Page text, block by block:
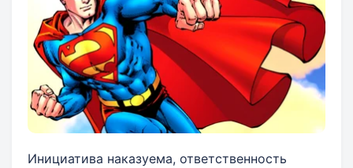
Инициатива наказуема, ответственность